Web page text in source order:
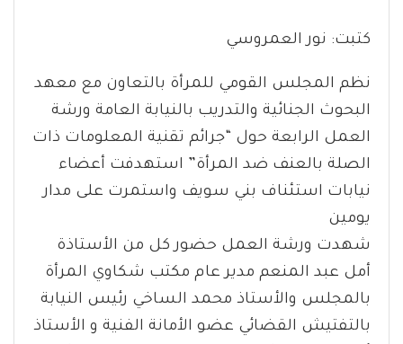
كتبت: نور العمروسي
نظم المجلس القومي للمرأة بالتعاون مع معهد
البحوث الجنائية والتدريب بالنيابة العامة ورشة
العمل الرابعة حول “جرائم تقنية المعلومات ذات
الصلة بالعنف ضد المرأة” استهدفت أعضاء
نيابات استئناف بني سويف واستمرت على مدار
يومين
شهدت ورشة العمل حضور كل من الأستاذة
أمل عبد المنعم مدير عام مكتب شكاوي المرأة
بالمجلس والأستاذ محمد الساخي رئيس النيابة
بالتفتيش القضائي عضو الأمانة الفنية و الأستاذ